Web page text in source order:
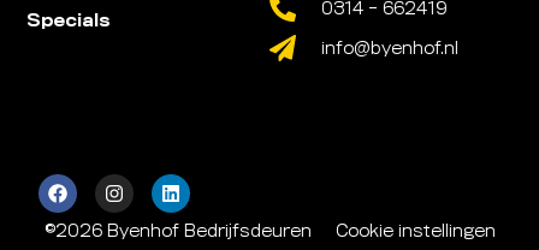
0314 - 662419
info@byenhof.nl
Specials
©2026 Byenhof Bedrijfsdeuren Cookie instellingen